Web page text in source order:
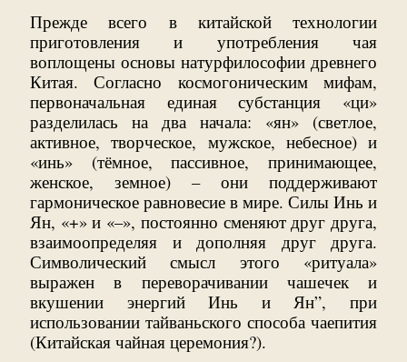
Прежде всего в китайской технологии
приготовления и употребления чая
воплощены основы натурфилософии древнего
Китая. Согласно космогоническим мифам,
первоначальная единая субстанция «ци»
разделилась на два начала: «ян» (светлое,
активное, творческое, мужское, небесное) и
«инь» (тёмное, пассивное, принимающее,
женское, земное) – они поддерживают
гармоническое равновесие в мире. Силы Инь и
Ян, «+» и «–», постоянно сменяют друг друга,
взаимоопределяя и дополняя друг друга.
Символический смысл этого «ритуала»
выражен в переворачивании чашечек и
вкушении энергий Инь и Ян”, при
использовании тайваньского способа чаепития
(Китайская чайная церемония?).